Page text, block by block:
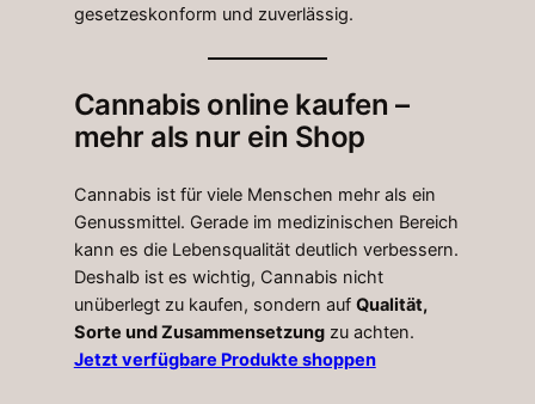
gesetzeskonform und zuverlässig.
Cannabis online kaufen –
mehr als nur ein Shop
Cannabis ist für viele Menschen mehr als ein
Genussmittel. Gerade im medizinischen Bereich
kann es die Lebensqualität deutlich verbessern.
Deshalb ist es wichtig, Cannabis nicht
unüberlegt zu kaufen, sondern auf Qualität,
Sorte und Zusammensetzungzu achten.
Jetzt verfügbare Produkte shoppen